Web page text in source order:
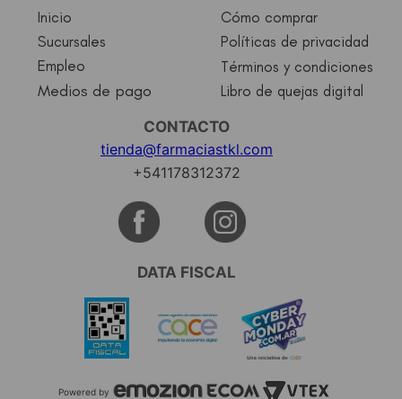
Inicio
Sucursales
Empleo
Medios de pago
Cómo comprar
Políticas de privacidad
Términos y condiciones
Libro de quejas digital
CONTACTO
tienda@farmaciastkl.com
+541178312372
DATA FISCAL
Powered by